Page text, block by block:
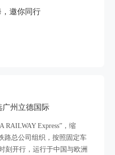
，邀你同行
广州立德国际
RAILWAY Express”，缩
路总公司组织，按照固定车
刻开行，运行于中国与欧洲